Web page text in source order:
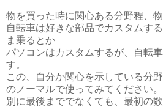
物を買った時に関心ある分野程、
自転車は好きな部品でカスタムす
ま乗るとか
パソコンはカスタムするが、自転
す。
この、自分か関心を示している分
のノーマルで使ってみてください。
別に最後まででなくても、最初の